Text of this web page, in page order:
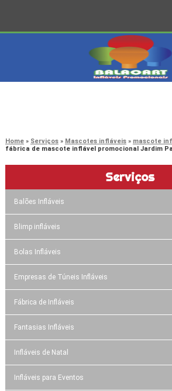
Home Serviços Mascotes infláveis
mascote
fábrica de mascote inflável promocional Jardim
Serviços
Balões Infláveis
Blimp infláveis
Bolas Infláveis
Empresas de Túneis Infláveis
Fábrica de Infláveis
Fantasias Infláveis
Infláveis de Natal
Infláveis para Eventos